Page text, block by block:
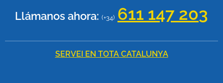
Llámanos ahora: (+34) 611 147 203
SERVEI EN TOTA CATALUNYA